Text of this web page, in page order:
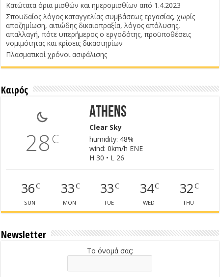
Κατώτατα όρια μισθών και ημερομισθίων από 1.4.2023
Σπουδαίος λόγος καταγγελίας συμβάσεως εργασίας, χωρίς
αποζημίωση, αιτιώδης δικαιοπραξία, λόγος απόλυσης,
απαλλαγή, πότε υπερήμερος ο εργοδότης, προϋποθέσεις
νομιμότητας και κρίσεις δικαστηρίων
Πλασματικοί χρόνοι ασφάλισης
Καιρός
28C
Athens
Clear Sky
humidity: 48%
wind: 0km/h ENE
H 30 • L 26
36C
SUN
33C
MON
33C
TUE
34C
WED
32C
THU
Newsletter
Το όνομά σας: